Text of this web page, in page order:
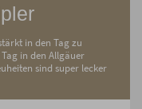
in den Tag zu
in den Allgäuer
sind super lecker